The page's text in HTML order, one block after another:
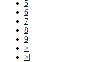
5
6
7
8
9
>
>|